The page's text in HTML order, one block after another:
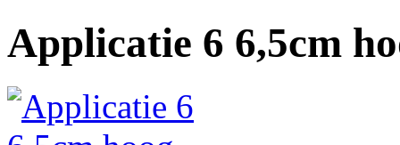
Applicatie 6 6,5cm